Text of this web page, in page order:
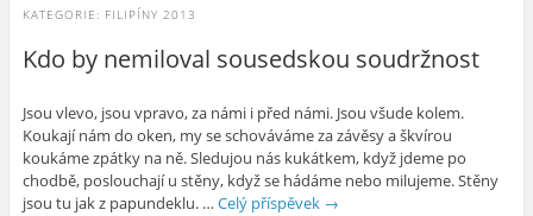
KATEGORIE: FILIPÍNY 2013
Kdo by nemiloval sousedskou soudržnost
Jsou vlevo, jsou vpravo, za námi i před námi. Jsou všude kolem.
Koukají nám do oken, my se schováváme za závěsy a škvírou
koukáme zpátky na ně. Sledujou nás kukátkem, když jdeme po
chodbě, poslouchají u stěny, když se hádáme nebo milujeme. Stěny
jsou tu jak z papundeklu. … Celý příspěvek →